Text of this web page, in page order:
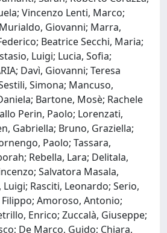
Vincenzo Lenti, Marco;
Giovanni; Marra,
Beatrice Secchi, Maria;
Luigi; Lucia, Sofia;
Davì, Giovanni; Teresa
Simona; Mancuso,
Bartone, Mosè; Rachele
Perin, Paolo; Lorenzati,
Gabriella; Bruno, Graziella;
Paolo; Tassara,
Rebella, Lara; Delitala,
Salvatora Masala,
Rasciti, Leonardo; Serio,
Amoroso, Antonio;
Enrico; Zuccalà, Giuseppe;
De Marco, Guido; Chiara,